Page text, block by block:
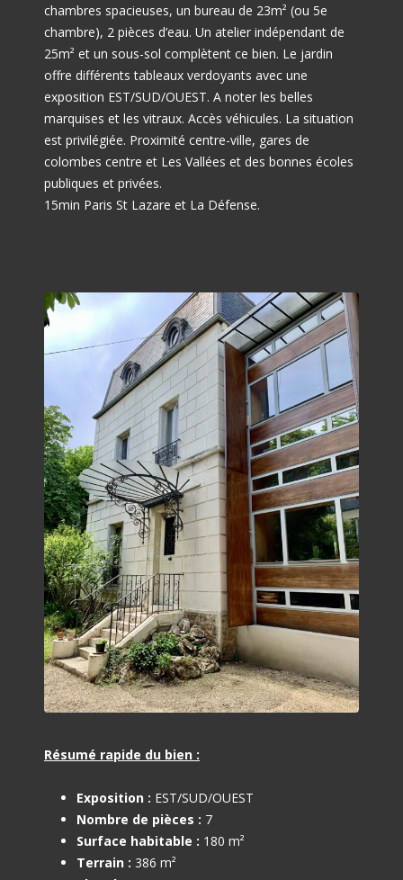
chambres spacieuses, un bureau de 23m² (ou 5e
chambre), 2 pièces d’eau. Un atelier indépendant de
25m² et un sous-sol complètent ce bien. Le jardin
offre différents tableaux verdoyants avec une
exposition EST/SUD/OUEST. A noter les belles
marquises et les vitraux. Accès véhicules. La situation
est privilégiée. Proximité centre-ville, gares de
colombes centre et Les Vallées et des bonnes écoles
publiques et privées.
15min Paris St Lazare et La Défense.
Résumé rapide du bien :
Exposition : EST/SUD/OUEST
Nombre de pièces : 7
Surface habitable : 180 m²
Terrain : 386 m²